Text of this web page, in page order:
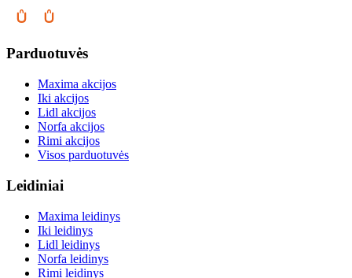
Parduotuvės
Maxima akcijos
Iki akcijos
Lidl akcijos
Norfa akcijos
Rimi akcijos
Visos parduotuvės
Leidiniai
Maxima leidinys
Iki leidinys
Lidl leidinys
Norfa leidinys
Rimi leidinys